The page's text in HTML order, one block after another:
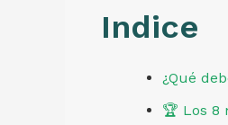
Indice
¿Qué
🏆 Los 8